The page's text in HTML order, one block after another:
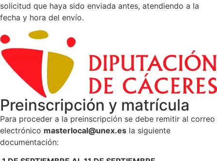
solicitud que haya sido enviada antes, atendiendo a la
fecha y hora del envío.
Preinscripción y matrícula
Para proceder a la preinscripción se debe remitir al correo
electrónico masterlocal@unex.es la siguiente
documentación: